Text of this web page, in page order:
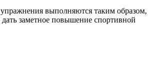
выполняются таким образом,
заметное повышение спортивной